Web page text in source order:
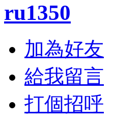
ru1350
加為好友
給我留言
打個招呼